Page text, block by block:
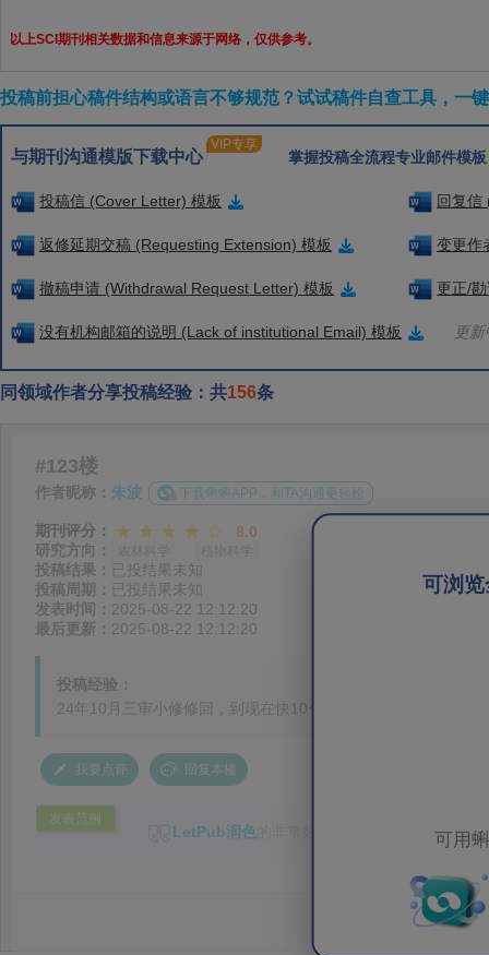
以上SCI期刊相关数据和信息来源于网络，仅供参考。
投稿前担心稿件结构或语言不够规范？试试稿件自查工具，一
与期刊沟通模版下载中心
VIP专享
掌握投稿全流程专业邮件模
投稿信 (Cover Letter) 模板 回复信
返修延期交稿 (Requesting Extension) 模板 变更作
撤稿申请 (Withdrawal Request Letter) 模板 更正/
没有机构邮箱的说明 (Lack of institutional Email) 模板 更
同领域作者分享投稿经验：共156条
可浏
可用
#123楼
作者昵称： 朱波 下载蝌蝌APP，和TA沟通更轻松
期刊评分：
8.0
研究方向：
投稿结果： 已投结果未知
投稿周期： 已投结果未知
发表时间： 2025-08-22 12:12:20
最后更新： 2025-08-22 12:12:20
投稿经验：
24年10月三审小修修回，到现在快10个月了，一直with editor
我要点评 回复本楼
发表范例
LetPub润色 的非常好，速度也很快，后期还